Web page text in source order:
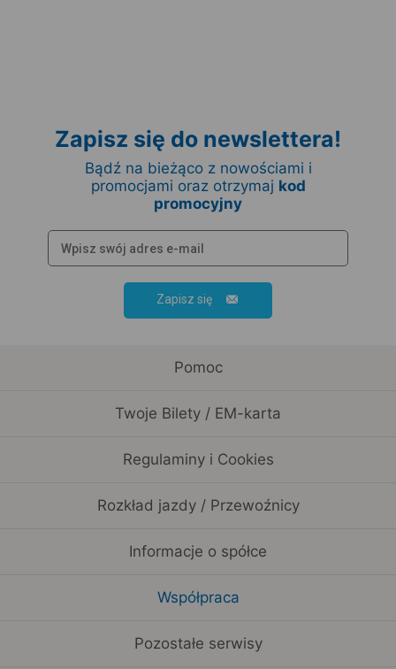
Zapisz się do newslettera!
Bądź na bieżąco z nowościami i
promocjami oraz otrzymaj kod
promocyjny
Zapisz się
Pomoc
Twoje Bilety / EM-karta
Regulaminy i Cookies
Rozkład jazdy / Przewoźnicy
Informacje o spółce
Współpraca
Pozostałe serwisy